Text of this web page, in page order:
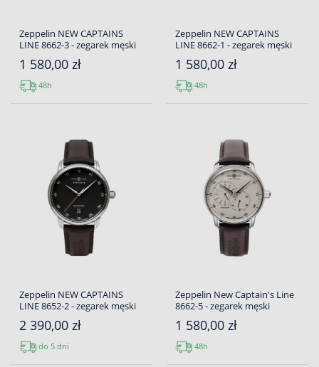
Zeppelin NEW CAPTAINS
LINE 8662-3 - zegarek męski
1 580,00 zł
48h
Zeppelin NEW CAPTAINS
LINE 8662-1 - zegarek męski
1 580,00 zł
48h
Zeppelin NEW CAPTAINS
LINE 8652-2 - zegarek męski
2 390,00 zł
do 5 dni
Zeppelin New Captain's Line
8662-5 - zegarek męski
1 580,00 zł
48h